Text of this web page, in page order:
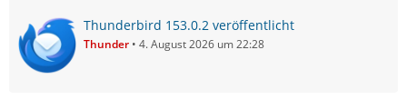
Thunderbird 153.0.2 veröffentlicht
Thunder 4. August 2026 um 22:28